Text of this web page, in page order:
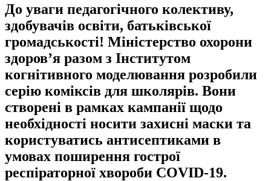
До уваги педагогічного колективу,
здобувачів освіти, батьківської
громадськості! Міністерство охорони
здоров’я разом з Інститутом
когнітивного моделювання розробили
серію коміксів для школярів. Вони
створені в рамках кампанії щодо
необхідності носити захисні маски та
користуватись антисептиками в
умовах поширення гострої
респіраторної хвороби COVID-19.